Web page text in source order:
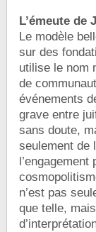
L’émeute de
Le modèle
sur des
utilise le nom
de
événements
grave entre
sans doute,
seulement de
n’est pas
que telle,